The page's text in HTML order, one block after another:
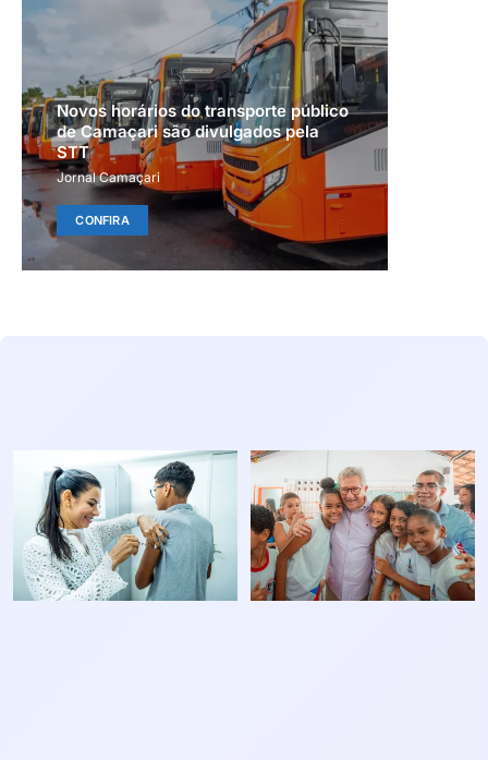
Novos horários do transporte público
de Camaçari são divulgados pela
STT
Jornal Camaçari
CONFIRA